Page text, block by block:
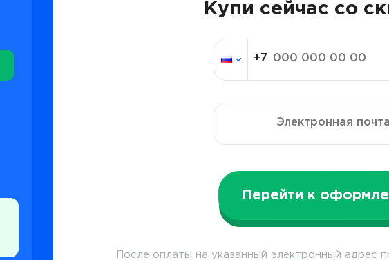
Купи сейчас со
Перейти к
После оплаты на указанный электронный адрес